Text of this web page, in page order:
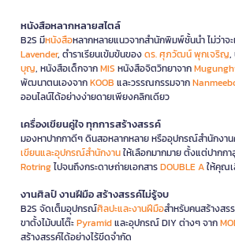
หนังสือหลากหลายสไตล์
B2S มีหนังสือหลากหลายแนวจากสำนักพิมพ์ชั้นนำ ไม่ว่าจ
Lavender, ตำราเรียนเข้มข้นของดร. ศุภวัฒน์ พุกเจริญ,
บุญ, หนังสือเด็กจากMIS หนังสือจิตวิทยาจาก
พัฒนาตนเองจากKOOB และวรรณกรรมจาก
ออนไลน์ได้อย่างง่ายดายเพียงคลิกเดียว
เครื่องเขียนคู่ใจ ทุกการสร้างสรรค์
มองหาปากกาดีๆ ดินสอหลากหลาย หรืออุปกรณ์สำนักงา
เขียนและอุปกรณ์สำนักงานให้เลือกมากมาย ตั้งแต่ปากก
Rotringไปจนถึงกระดาษถ่ายเอกสารDOUBLE Aให้คุณเ
งานศิลป์ งานฝีมือ สร้างสรรค์ไม่รู้จบ
B2S จัดเต็มอุปกรณ์ศิลปะและงานฝีมือสำหรับคนสร้างสร
ขาตั้งไม้บนโต๊ะPyramidและอุปกรณ์ DIY ต่างๆ จาก
สร้างสรรค์ได้อย่างไร้ขีดจำกัด